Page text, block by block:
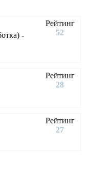
Рейтинг
52
-
Рейтинг
28
Рейтинг
27